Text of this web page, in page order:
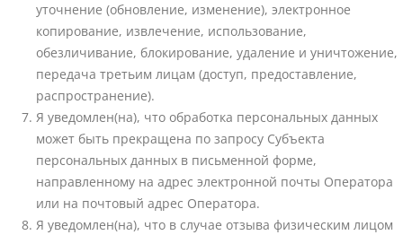
уточнение (обновление, изменение), электронное
копирование, извлечение, использование,
обезличивание, блокирование, удаление и уничтожение,
передача третьим лицам (доступ, предоставление,
распространение).
Я уведомлен(на), что обработка персональных данных
может быть прекращена по запросу Субъекта
персональных данных в письменной форме,
направленному на адрес электронной почты Оператора
или на почтовый адрес Оператора.
Я уведомлен(на), что в случае отзыва физическим лицом